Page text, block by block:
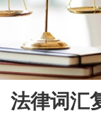
法律词汇